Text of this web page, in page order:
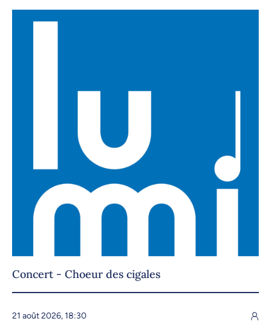
Concert - Choeur des cigales
21 août 2026, 18:30